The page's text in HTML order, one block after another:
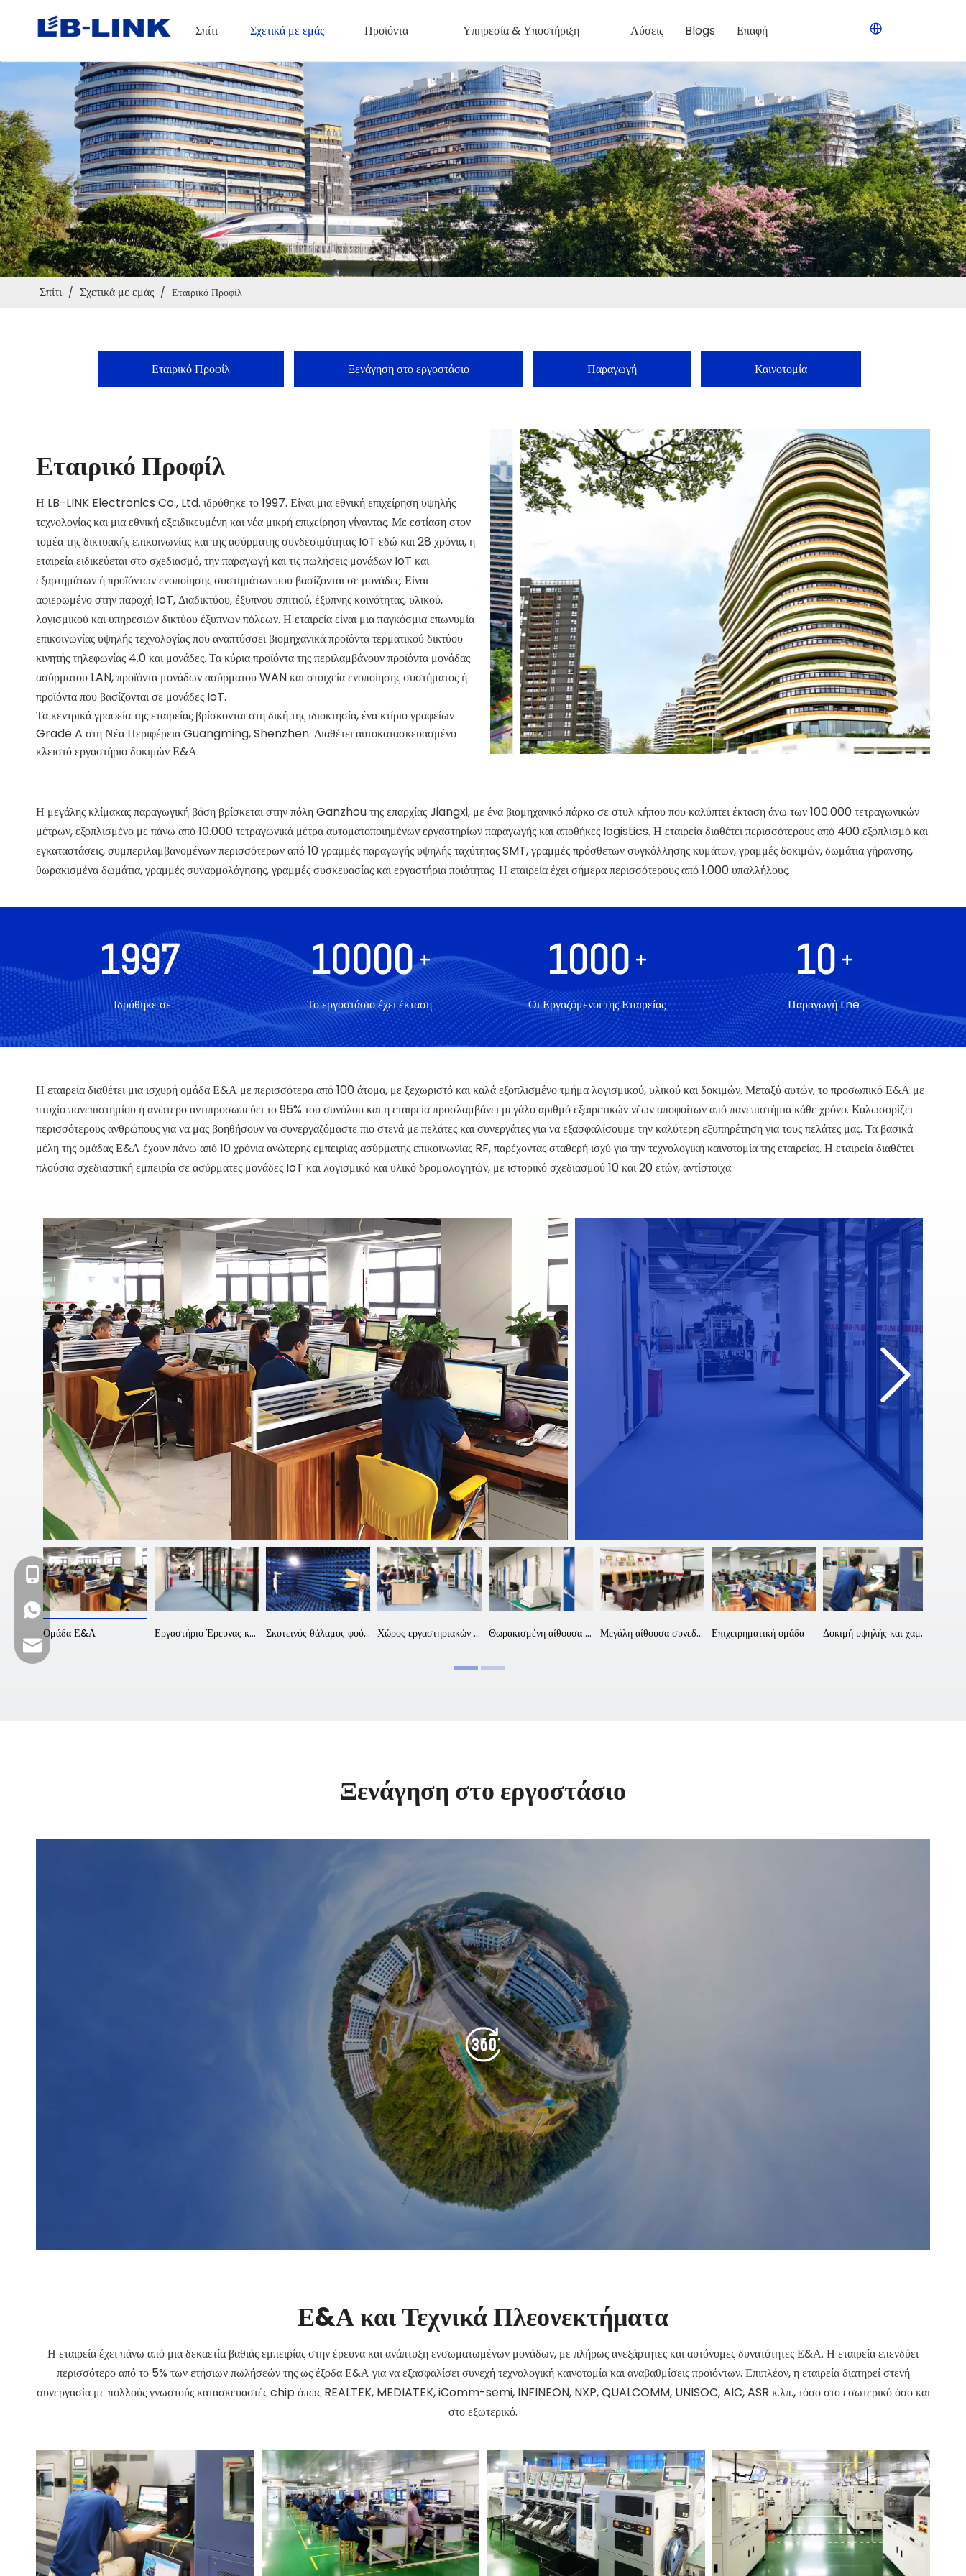
Σπίτι Σχετικά με εμάς Προϊόντα Υπηρεσία & Υποστήριξη Λύσεις Blogs Επαφή
Σπίτι / Σχετικά με εμάς / Εταιρικό Προφίλ
Εταιρικό Προφίλ Ξενάγηση στο εργοστάσιο Παραγωγή Καινοτομία
Εταιρικό Προφίλ
Η LB-LINK Electronics Co., Ltd. ιδρύθηκε το 1997. Είναι μια εθνική επιχείρηση υψηλής
τεχνολογίας και μια εθνική εξειδικευμένη και νέα μικρή επιχείρηση γίγαντας. Με εστίαση στον
τομέα της δικτυακής επικοινωνίας και της ασύρματης συνδεσιμότητας IoT εδώ και 28 χρόνια, η
εταιρεία ειδικεύεται στο σχεδιασμό, την παραγωγή και τις πωλήσεις μονάδων IoT και
εξαρτημάτων ή προϊόντων ενοποίησης συστημάτων που βασίζονται σε μονάδες. Είναι
αφιερωμένο στην παροχή IoT, Διαδικτύου, έξυπνου σπιτιού, έξυπνης κοινότητας, υλικού,
λογισμικού και υπηρεσιών δικτύου έξυπνων πόλεων. Η εταιρεία είναι μια παγκόσμια επωνυμία
επικοινωνίας υψηλής τεχνολογίας που αναπτύσσει βιομηχανικά προϊόντα τερματικού δικτύου
κινητής τηλεφωνίας 4.0 και μονάδες. Τα κύρια προϊόντα της περιλαμβάνουν προϊόντα μονάδας
ασύρματου LAN, προϊόντα μονάδων ασύρματου WAN και στοιχεία ενοποίησης συστήματος ή
προϊόντα που βασίζονται σε μονάδες IoT.
Τα κεντρικά γραφεία της εταιρείας βρίσκονται στη δική της ιδιοκτησία, ένα κτίριο γραφείων
Grade A στη Νέα Περιφέρεια Guangming, Shenzhen. Διαθέτει αυτοκατασκευασμένο
κλειστό εργαστήριο δοκιμών Ε&Α.
Η μεγάλης κλίμακας παραγωγική βάση βρίσκεται στην πόλη Ganzhou της επαρχίας Jiangxi, με ένα βιομηχανικό πάρκο σε στυλ κήπου που καλύπτει έκταση άνω των 100.000 τετραγωνικών
μέτρων, εξοπλισμένο με πάνω από 10.000 τετραγωνικά μέτρα αυτοματοποιημένων εργαστηρίων παραγωγής και αποθήκες logistics. Η εταιρεία διαθέτει περισσότερους από 400 εξοπλισμό και
εγκαταστάσεις, συμπεριλαμβανομένων περισσότερων από 10 γραμμές παραγωγής υψηλής ταχύτητας SMT, γραμμές πρόσθετων συγκόλλησης κυμάτων, γραμμές δοκιμών, δωμάτια γήρανσης,
θωρακισμένα δωμάτια, γραμμές συναρμολόγησης, γραμμές συσκευασίας και εργαστήρια ποιότητας. Η εταιρεία έχει σήμερα περισσότερους από 1.000 υπαλλήλους.
1997
Ιδρύθηκε σε
10000 +
Το εργοστάσιο έχει έκταση
1000 +
Οι Εργαζόμενοι της Εταιρείας
10 +
Παραγωγή Lne
Η εταιρεία διαθέτει μια ισχυρή ομάδα Ε&Α με περισσότερα από 100 άτομα, με ξεχωριστό και καλά εξοπλισμένο τμήμα λογισμικού, υλικού και δοκιμών. Μεταξύ αυτών, το προσωπικό Ε&Α με
πτυχίο πανεπιστημίου ή ανώτερο αντιπροσωπεύει το 95% του συνόλου και η εταιρεία προσλαμβάνει μεγάλο αριθμό εξαιρετικών νέων αποφοίτων από πανεπιστήμια κάθε χρόνο. Καλωσορίζει
περισσότερους ανθρώπους για να μας βοηθήσουν να συνεργαζόμαστε πιο στενά με πελάτες και συνεργάτες για να εξασφαλίσουμε την καλύτερη εξυπηρέτηση για τους πελάτες μας. Τα βασικά
μέλη της ομάδας Ε&Α έχουν πάνω από 10 χρόνια ανώτερης εμπειρίας ασύρματης επικοινωνίας RF, παρέχοντας σταθερή ισχύ για την τεχνολογική καινοτομία της εταιρείας. Η εταιρεία διαθέτει
πλούσια σχεδιαστική εμπειρία σε ασύρματες μονάδες IoT και λογισμικό και υλικό δρομολογητών, με ιστορικό σχεδιασμού 10 και 20 ετών, αντίστοιχα.
Ομάδα Ε&Α Εργαστήριο Έρευνας και Ανάπτυξης Σκοτεινός θάλαμος φούρνου μικροκυμάτων Χώρος εργαστηριακών δοκιμών Ε&Α Θωρακισμένη αίθουσα εργαστηρίου Ε&Α Μεγάλη αίθουσα συνεδριάσεων Επιχειρηματική ομάδα Δοκιμή υψηλής και χαμηλής θερμοκρασίας
Ξενάγηση στο εργοστάσιο
Ε&Α και Τεχνικά Πλεονεκτήματα
Η εταιρεία έχει πάνω από μια δεκαετία βαθιάς εμπειρίας στην έρευνα και ανάπτυξη ενσωματωμένων μονάδων, με πλήρως ανεξάρτητες και αυτόνομες δυνατότητες Ε&Α. Η εταιρεία επενδύει
περισσότερο από το 5% των ετήσιων πωλήσεών της ως έξοδα Ε&Α για να εξασφαλίσει συνεχή τεχνολογική καινοτομία και αναβαθμίσεις προϊόντων. Επιπλέον, η εταιρεία διατηρεί στενή
συνεργασία με πολλούς γνωστούς κατασκευαστές chip όπως REALTEK, MEDIATEK, iComm-semi, INFINEON, NXP, QUALCOMM, UNISOC, AIC, ASR κ.λπ., τόσο στο εσωτερικό όσο και
στο εξωτερικό.
+86- 13923714138
+86 13923714138